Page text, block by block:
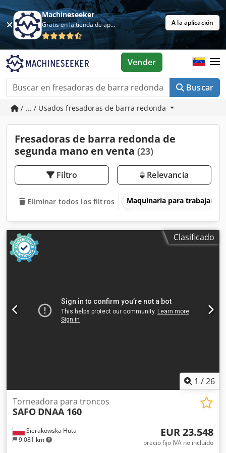
Machineseeker
Gratis en la tienda de aplicaciones A la aplicación
Buscar
Vender
/ ... / Usados fresadoras de barra redonda
Fresadoras de barra redonda de
segunda mano en venta (23)
Filtro Relevancia
Eliminar todos los filtros Maquinaria para trabajar la
Clasificado
1 /26
Sierakowska Huta
9.081 km
Torneadora para troncos
SAFO DNAA 160
EUR 23.548
precio fijo IVA no incluído